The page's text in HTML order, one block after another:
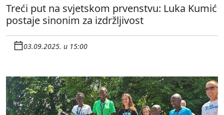
Treći put na svjetskom prvenstvu: Luka Kumić
postaje sinonim za izdržljivost
03.09.2025. u 15:00